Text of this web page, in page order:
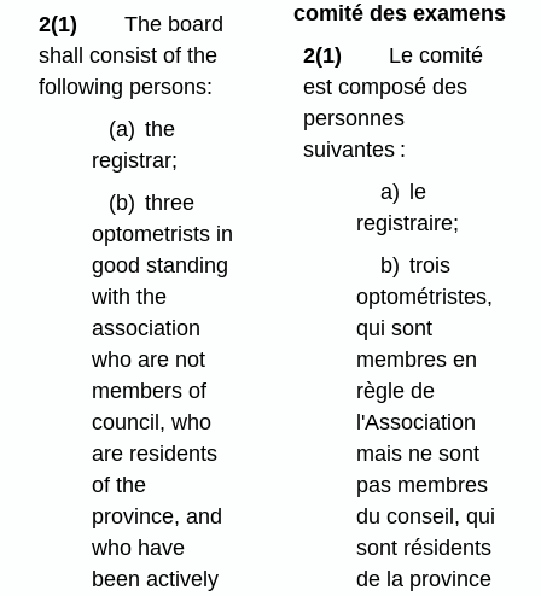
2(1)
The board
shall consist of the
following persons:
(a) the
registrar;
(b) three
optometrists in
good standing
with the
association
who are not
members of
council, who
are residents
of the
province, and
who have
been actively
comité des examens
2(1)
Le comité
est composé des
personnes
suivantes :
a) le
registraire;
b) trois
optométristes,
qui sont
membres en
règle de
l'Association
mais ne sont
pas membres
du conseil, qui
sont résidents
de la province